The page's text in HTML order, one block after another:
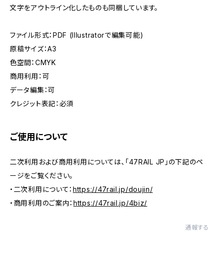
文字をアウトライン化したものも同梱しています。
ファイル形式：PDF (Illustratorで編集可能)
原稿サイズ：A3
色空間：CMYK
商用利用：可
データ編集：可
クレジット表記：必須
ご使用について
二次利用および商用利用については、「47RAIL JP」の下記のペ
ージをご覧ください。
・二次利用について： https://47rail.jp/doujin/
・商用利用のご案内： https://47rail.jp/4biz/
通報する